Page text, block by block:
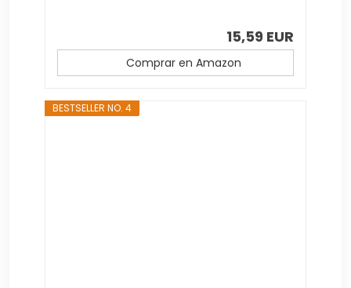
15,59 EUR
Comprar en Amazon
BESTSELLER NO. 4